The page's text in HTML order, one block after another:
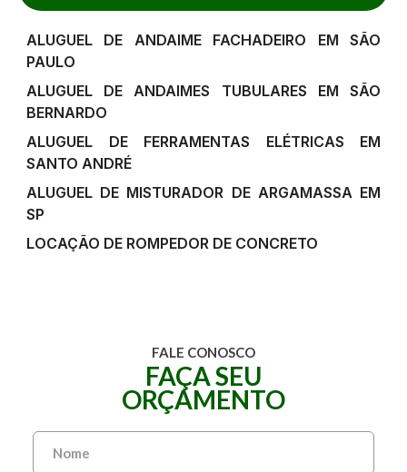
ALUGUEL DE ANDAIME FACHADEIRO EM SÃO
PAULO
ALUGUEL DE ANDAIMES TUBULARES EM SÃO
BERNARDO
ALUGUEL DE FERRAMENTAS ELÉTRICAS EM
SANTO ANDRÉ
ALUGUEL DE MISTURADOR DE ARGAMASSA EM
SP
LOCAÇÃO DE ROMPEDOR DE CONCRETO
FALE CONOSCO
FAÇA SEU
ORÇAMENTO